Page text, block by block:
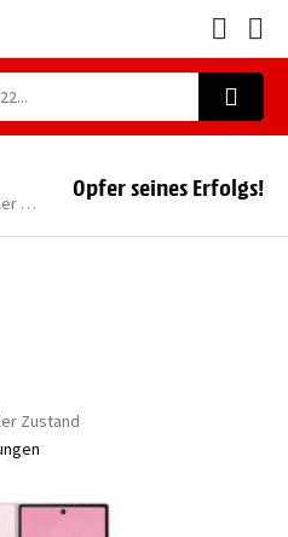
1TB | Rosé | Dual-SIM | Akzeptabler Zustand
Opfer seines Erfolgs!
Zustand